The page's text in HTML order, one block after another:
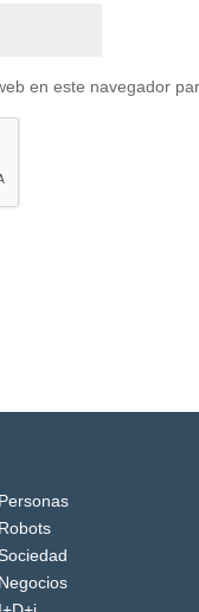
en este navegador
Personas
Robots
Sociedad
Negocios